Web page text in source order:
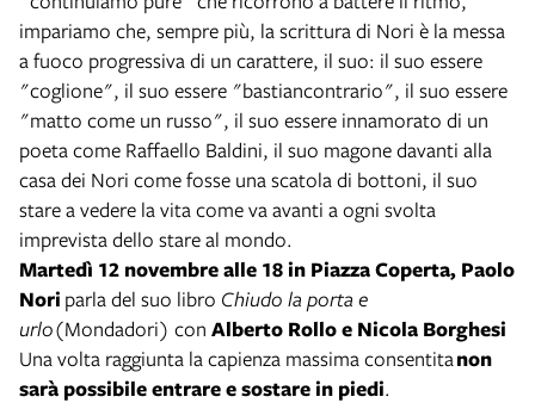
impariamo che, sempre più, la scrittura di Nori è la messa
a fuoco progressiva di un carattere, il suo: il suo essere
"coglione", il suo essere "bastiancontrario", il suo essere
"matto come un russo", il suo essere innamorato di un
poeta come Raffaello Baldini, il suo magone davanti alla
casa dei Nori come fosse una scatola di bottoni, il suo
stare a vedere la vita come va avanti a ogni svolta
imprevista dello stare al mondo.
Martedì 12 novembrealle 18 in Piazza Coperta, Paolo
Nori parla del suo libro Chiudo la porta e
urlo(Mondadori) con Alberto Rollo e Nicola Borghesi
Una volta raggiunta la capienza massima consentitanon
sarà possibile entrare e sostare in piedi.